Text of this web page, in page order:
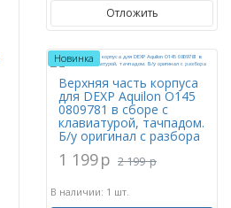
Отложить
Новинка
Верхняя часть корпуса
для DEXP Aquilon O145
0809781 в сборе с
клавиатурой, тачпадом.
Б/у оригинал с разбора
1 199p 2 199 p
В наличии: 1 шт.